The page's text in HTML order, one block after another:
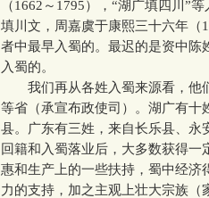
（1662～1795），“湖广填四川”
填川文，周嘉虞于康熙三十六年（
者中最早入蜀的。最迟的是资中陈
入蜀的。
我们再从各姓入蜀来源看，他
等省（承宣布政使司）。湖广有十
县。广东有三姓，来自长乐县、永
回籍和入蜀落业后，大多数获得
惠和生产上的一些扶持，蜀中经济
力的支持，加之主观上壮大宗族（